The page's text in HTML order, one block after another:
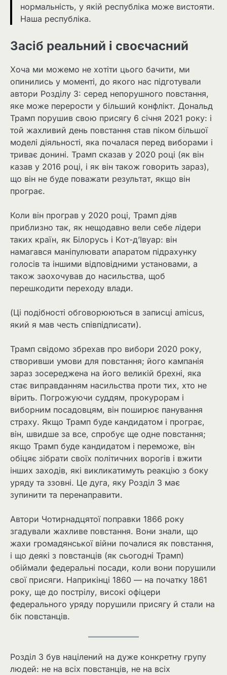
нормальність, у якій республіка може вистояти.
Наша республіка.
Засіб реальний і своєчасний
Хоча ми можемо не хотіти цього бачити, ми
опинились у моменті, до якого нас підготували
автори Розділу 3: серед непорушного повстання,
яке може перерости у більший конфлікт. Дональд
Трамп порушив свою присягу 6 січня 2021 року: і
той жахливий день повстання став піком більшої
моделі діяльності, яка почалася перед виборами і
триває донині. Трамп сказав у 2020 році (як він
казав у 2016 році, і як він також говорить зараз),
що він не буде поважати результат, якщо він
програє.
Коли він програв у 2020 році, Трамп діяв
приблизно так, як нещодавно вели себе лідери
таких країн, як Білорусь і Кот-д’Івуар: він
намагався маніпулювати апаратом підрахунку
голосів та іншими відповідними установами, а
також заохочував до насильства, щоб
перешкодити переходу влади.
(Ці подібності обговорюються в записці amicus,
який я мав честь співпідписати).
Трамп свідомо збрехав про вибори 2020 року,
створивши умови для повстання; його кампанія
зараз зосереджена на його великій брехні, яка
стає виправданням насильства проти тих, хто не
вірить. Погрожуючи суддям, прокурорам і
виборним посадовцям, він поширює панування
страху. Якщо Трамп буде кандидатом і програє,
він, швидше за все, спробує ще одне повстання;
якщо Трамп буде кандидатом і переможе, він
обіцяє зібрати своїх політичних ворогів і вжити
інших заходів, які викликатимуть реакцію з боку
уряду та ззовні. Це дуга, яку Розділ 3 має
зупинити та перенаправити.
Автори Чотирнадцятої поправки 1866 року
згадували жахливе повстання. Вони знали, що
жахи громадянської війни почалися як повстання,
і що деякі з повстанців (як сьогодні Трамп)
обіймали федеральні посади, коли вони порушили
свої присяги. Наприкінці 1860 — на початку 1861
року, ще до пострілу, високі офіцери
федерального уряду порушили присягу й стали на
бік повстанців.
Розділ 3 був націлений на дуже конкретну групу
людей: не на всіх повстанців, не на всіх